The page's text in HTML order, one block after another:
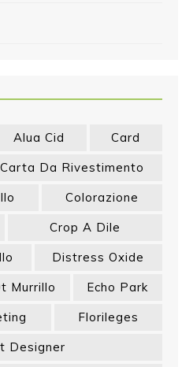
Alua Cid
Card
Carta Da Rivestimento
Colorazione
Crop A Dile
Distress Oxide
Murrillo
Echo Park
Florileges
Designer